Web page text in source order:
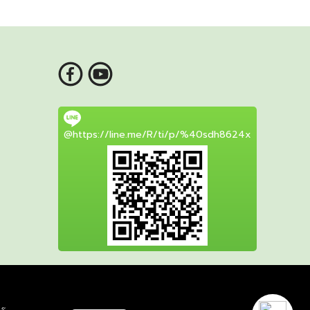
@https://line.me/R/ti/p/%40sdh8624x